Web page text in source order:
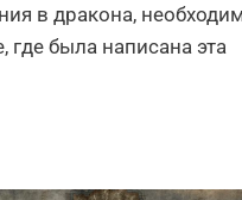
в дракона,
где была написана эта